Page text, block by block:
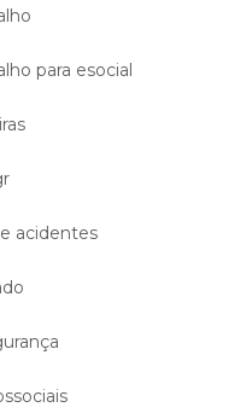
para esocial
acidentes